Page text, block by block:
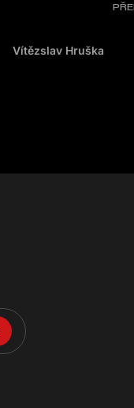
Vítězslav Hruška